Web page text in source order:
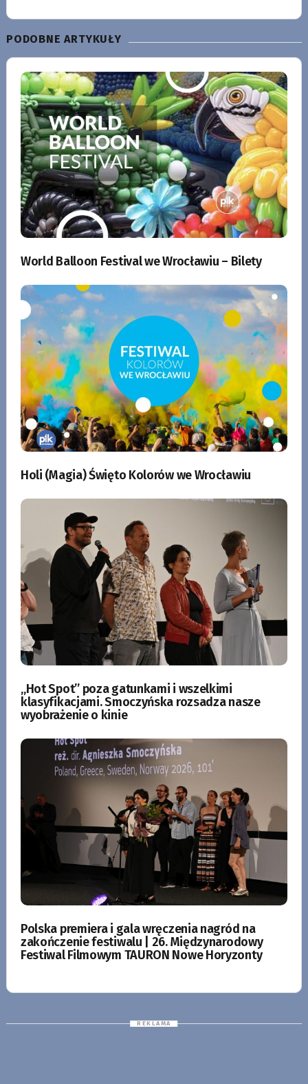
PODOBNE ARTYKUŁY
World Balloon Festival we Wrocławiu – Bilety
Holi (Magia) Święto Kolorów we Wrocławiu
„Hot Spot” poza gatunkami i wszelkimi
klasyfikacjami. Smoczyńska rozsadza nasze
wyobrażenie o kinie
Polska premiera i gala wręczenia nagród na
zakończenie festiwalu | 26. Międzynarodowy
Festiwal Filmowym TAURON Nowe Horyzonty